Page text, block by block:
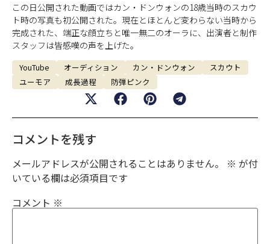
この日公開された動画ではカン・ドンウォンの18歳当時のスカウ
ト時の写真も初公開された。現在とほとんど変わらない当時から
完成された、端正な顔立ちと唯一無二のオーラに、出演者と制作
スタッフは皆感嘆の声を上げた。
YouTube オーディション カン・ドンウォン
スカウト
ユーモア
成長過程 防弾ピンク
コメントを残す
メールアドレスが公開されることはありません。 ※ が付
いている欄は必須項目です
コメント ※